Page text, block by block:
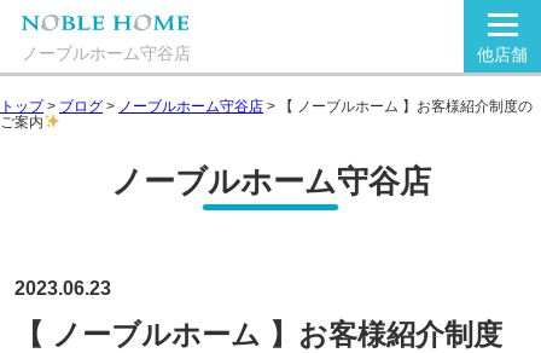
ノーブルホーム守谷店 他店舗
トップ> ブログ > ノーブルホーム守谷店 >
【 ノーブルホーム 】お客様紹介制度の
ご案内
ノーブルホーム守谷店
2023.06.23
【 ノーブルホーム 】お客様紹介制度